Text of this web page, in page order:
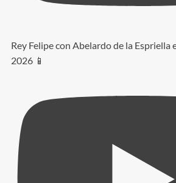
Rey Felipe con Abelardo de la Espriella
2026 📱